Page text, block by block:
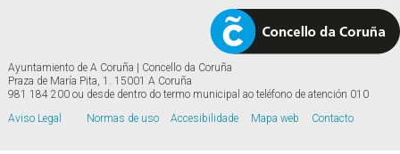
Ayuntamiento de A Coruña | Concello da Coruña
Praza de María Pita, 1. 15001 A Coruña
981 184 200 ou desde dentro do termo municipal ao teléfono de atención 010
Aviso Legal
Normas de uso Accesibilidade Mapa web Contacto